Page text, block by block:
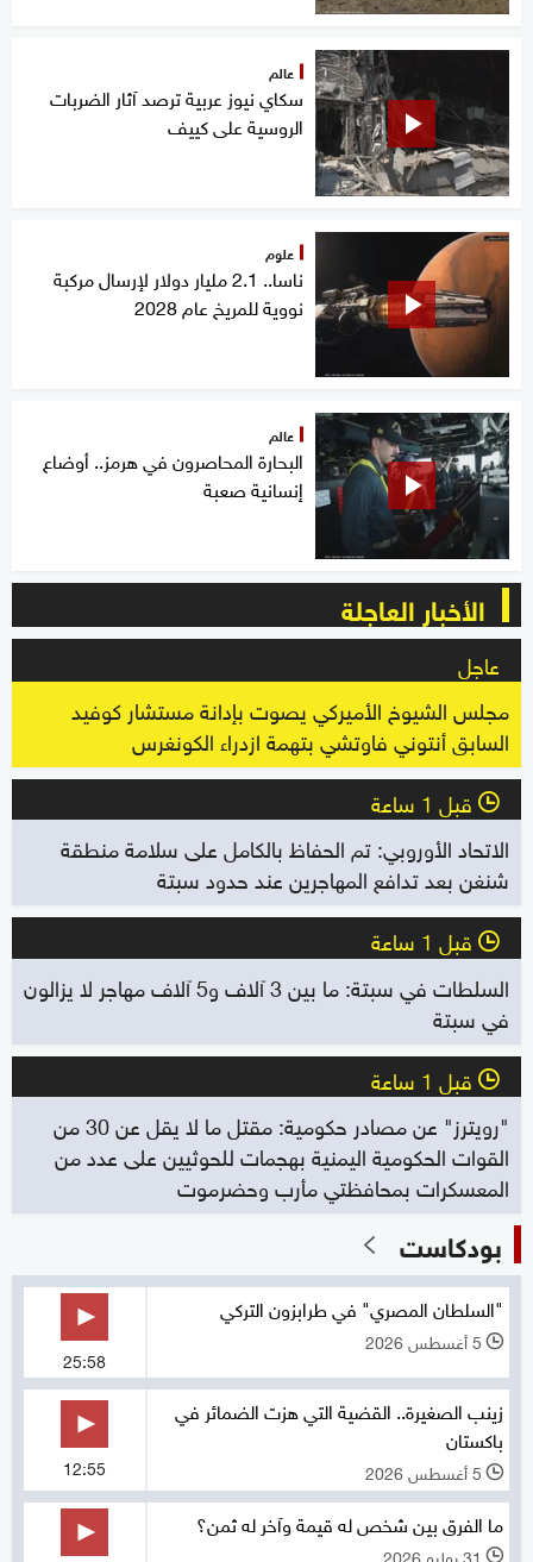
عالم
سكاي نيوز عربية ترصد آثار الضربات
الروسية على كييف
علوم
ناسا.. 2.1 مليار دولار لإرسال مركبة
نووية للمريخ عام 2028
عالم
البحارة المحاصرون في هرمز.. أوضاع
إنسانية صعبة
الأخبار العاجلة
عاجل
مجلس الشيوخ الأميركي يصوت بإدانة مستشار كوفيد
السابق أنتوني فاوتشي بتهمة ازدراء الكونغرس
l قبل 1 ساعة
الاتحاد الأوروبي: تم الحفاظ بالكامل على سلامة منطقة
شنغن بعد تدافع المهاجرين عند حدود سبتة
l قبل 1 ساعة
السلطات في سبتة: ما بين 3 آلاف و5 آلاف مهاجر لا يزالون
في سبتة
l قبل 1 ساعة
"رويترز" عن مصادر حكومية: مقتل ما لا يقل عن 30 من
القوات الحكومية اليمنية بهجمات للحوثيين على عدد من
المعسكرات بمحافظتي مأرب وحضرموت
بودكاست
"السلطان المصري" في طرابزون التركي
l 5 أغسطس 2026
25:58
زينب الصغيرة.. القضية التي هزت الضمائر في
باكستان
l 5 أغسطس 2026 12:55
ما الفرق بين شخص له قيمة وآخر له ثمن؟
l 31 يوليو 2026